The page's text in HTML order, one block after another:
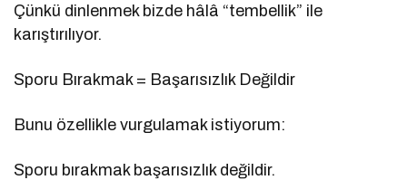
Çünkü dinlenmek bizde hâlâ “tembellik” ile
karıştırılıyor.
Sporu Bırakmak = Başarısızlık Değildir
Bunu özellikle vurgulamak istiyorum:
Sporu bırakmak başarısızlık değildir.